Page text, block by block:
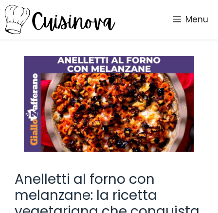
Vai
al
contenuto
Menu
Anelletti al forno con
melanzane: la ricetta